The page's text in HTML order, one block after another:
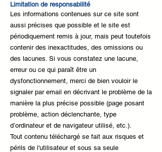
Limitation de responsabilité
Les informations contenues sur ce site sont
aussi précises que possible et le site est
périodiquement remis à jour, mais peut toutefois
contenir des inexactitudes, des omissions ou
des lacunes. Si vous constatez une lacune,
erreur ou ce qui paraît être un
dysfonctionnement, merci de bien vouloir le
signaler par email en décrivant le problème de la
manière la plus précise possible (page posant
problème, action déclenchante, type
d’ordinateur et de navigateur utilisé, etc.).
Tout contenu téléchargé se fait aux risques et
périls de l'utilisateur et sous sa seule